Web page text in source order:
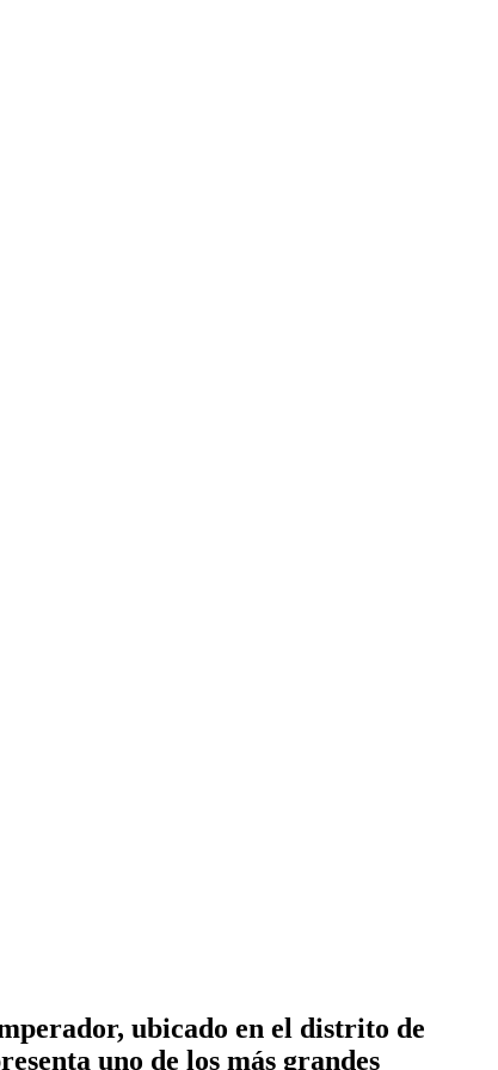
ubicado en el distrito de
uno de los más grandes